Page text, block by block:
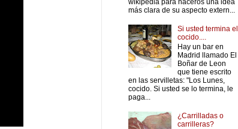
más clara de su aspecto extern...
Si usted termina el
cocido....
Hay un bar en
Madrid llamado El
Boñar de Leon
que tiene escrito
en las servilletas: "Los Lunes,
cocido. Si usted se lo termina, le
paga...
¿Carrilladas o
carrilleras?